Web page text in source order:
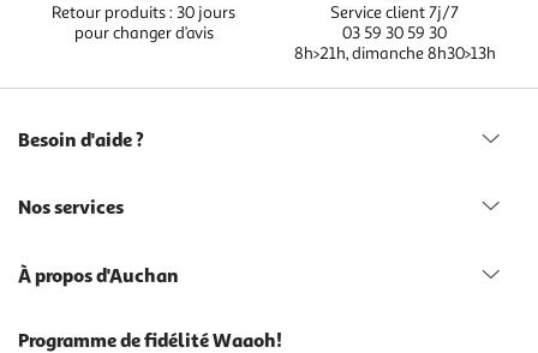
Retour produits : 30 jours
pour changer d’avis
Service client 7j/7
03 59 30 59 30
8h>21h, dimanche 8h30>13h
Besoin d'aide ?
Nos services
À propos d'Auchan
Programme de fidélité Waaoh!